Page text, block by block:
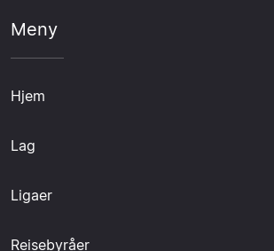
Meny
Hjem
Lag
Ligaer
Reisebyråer